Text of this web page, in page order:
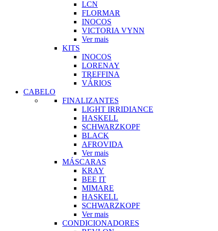
LCN
FLORMAR
INOCOS
VICTORIA VYNN
Ver mais
KITS
INOCOS
LORENAY
TREFFINA
VÁRIOS
CABELO
FINALIZANTES
LIGHT IRRIDIANCE
HASKELL
SCHWARZKOPF
BLACK
AFROVIDA
Ver mais
MÁSCARAS
KRAY
BEE IT
MIMARE
HASKELL
SCHWARZKOPF
Ver mais
CONDICIONADORES